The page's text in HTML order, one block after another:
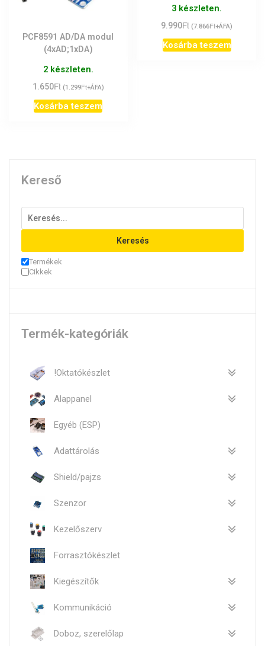
PCF8591 AD/DA modul
(4xAD;1xDA)
2 készleten.
1.650Ft (1.299Ft+ÁFA)
Kosárba teszem
3 készleten.
9.990Ft (7.866Ft+ÁFA)
Kosárba teszem
Kereső
Keresés
Termékek
Cikkek
Termék-kategóriák
!Oktatókészlet
Alappanel
Egyéb (ESP)
Adattárolás
Shield/pajzs
Szenzor
Kezelőszerv
Forrasztókészlet
Kiegészítők
Kommunikáció
Doboz, szerelőlap